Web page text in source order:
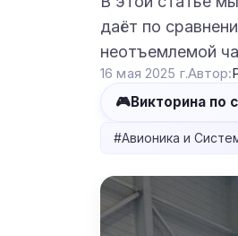
даёт по
неотъемлемой
16 мая 2025 г.Автор:
🎮Викторина по
#Авионика и